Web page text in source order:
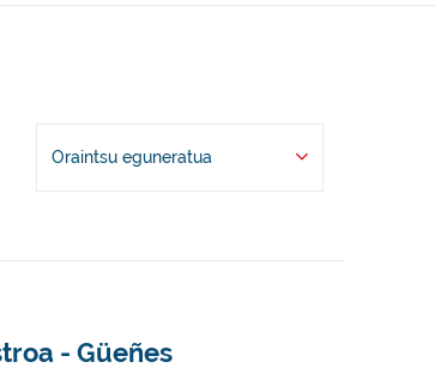
Oraintsu eguneratua
- Güeñes